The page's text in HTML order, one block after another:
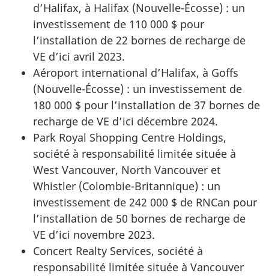
d’Halifax, à Halifax (Nouvelle-Écosse) : un
investissement de 110 000 $ pour
l’installation de 22 bornes de recharge de
VE d’ici avril 2023.
Aéroport international d’Halifax, à Goffs
(Nouvelle-Écosse) : un investissement de
180 000 $ pour l’installation de 37 bornes de
recharge de VE d’ici décembre 2024.
Park Royal Shopping Centre Holdings,
société à responsabilité limitée située à
West Vancouver, North Vancouver et
Whistler (Colombie-Britannique) : un
investissement de 242 000 $ de RNCan pour
l’installation de 50 bornes de recharge de
VE d’ici novembre 2023.
Concert Realty Services, société à
responsabilité limitée située à Vancouver